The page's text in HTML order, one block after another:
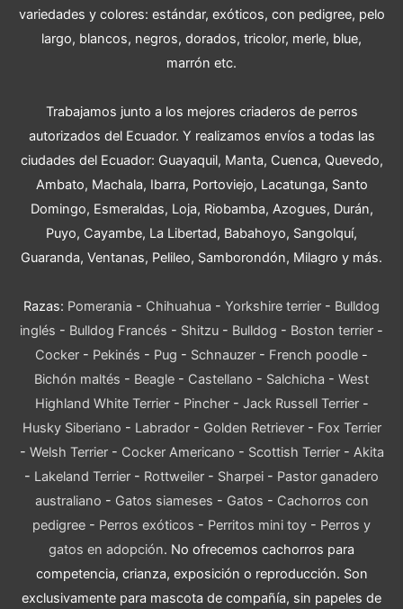
variedades y colores: estándar, exóticos, con pedigree, pelo
largo, blancos, negros, dorados, tricolor, merle, blue,
marrón etc.
Trabajamos junto a los mejores criaderos de perros
autorizados del Ecuador. Y realizamos envíos a todas las
ciudades del Ecuador: Guayaquil, Manta, Cuenca, Quevedo,
Ambato, Machala, Ibarra, Portoviejo, Lacatunga, Santo
Domingo, Esmeraldas, Loja, Riobamba, Azogues, Durán,
Puyo, Cayambe, La Libertad, Babahoyo, Sangolquí,
Guaranda, Ventanas, Pelileo, Samborondón, Milagro y más.
Razas: Pomerania - Chihuahua - Yorkshire terrier - Bulldog
inglés - Bulldog Francés - Shitzu - Bulldog - Boston terrier -
Cocker - Pekinés - Pug - Schnauzer - French poodle -
Bichón maltés - Beagle - Castellano - Salchicha - West
Highland White Terrier- Pincher- Jack Russell Terrier-
Husky Siberiano - Labrador- Golden Retriever- Fox Terrier
- Welsh Terrier- Cocker Americano - Scottish Terrier- Akita
- Lakeland Terrier - Rottweiler - Sharpei - Pastor ganadero
australiano - Gatos siameses - Gatos - Cachorros con
pedigree - Perros exóticos - Perritos mini toy - Perros y
gatos en adopción. No ofrecemos cachorros para
competencia, crianza, exposición o reproducción. Son
exclusivamente para mascota de compañía, sin papeles de